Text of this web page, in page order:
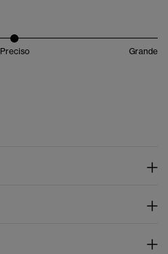
Preciso Grande